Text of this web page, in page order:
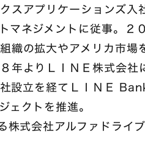
スアプリケーションズ入
マネジメントに従事。２
織の拡大やアメリカ市場
年よりＬＩＮＥ株式会社
設立を経てＬＩＮＥ
ェクトを推進。
式会社アルファドライ